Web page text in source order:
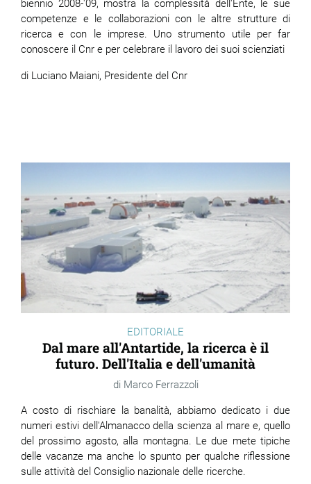
biennio 2008-'09, mostra la complessità dell'Ente, le sue
competenze e le collaborazioni con le altre strutture di
ricerca e con le imprese. Uno strumento utile per far
conoscere il Cnr e per celebrare il lavoro dei suoi scienziati
di Luciano Maiani, Presidente del Cnr
EDITORIALE
Dal mare all'Antartide, la ricerca è il
futuro. Dell'Italia e dell'umanità
Marco Ferrazzoli
A costo di rischiare la banalità, abbiamo dedicato i due
numeri estivi dell'Almanacco della scienza al mare e, quello
del prossimo agosto, alla montagna. Le due mete tipiche
delle vacanze ma anche lo spunto per qualche riflessione
sulle attività del Consiglio nazionale delle ricerche.